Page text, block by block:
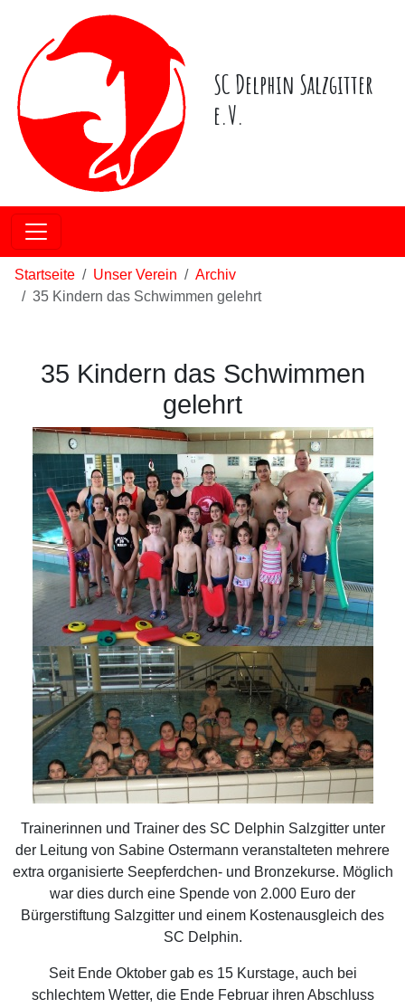
SC Delphin Salzgitter
e.V.
Startseite Unser Verein
Archiv
35 Kindern das Schwimmen gelehrt
35 Kindern das Schwimmen
gelehrt
Trainerinnen und Trainer des SC Delphin Salzgitter unter
der Leitung von Sabine Ostermann veranstalteten mehrere
extra organisierte Seepferdchen- und Bronzekurse. Möglich
war dies durch eine Spende von 2.000 Euro der
Bürgerstiftung Salzgitter und einem Kostenausgleich des
SC Delphin.
Seit Ende Oktober gab es 15 Kurstage, auch bei
schlechtem Wetter, die Ende Februar ihren Abschluss